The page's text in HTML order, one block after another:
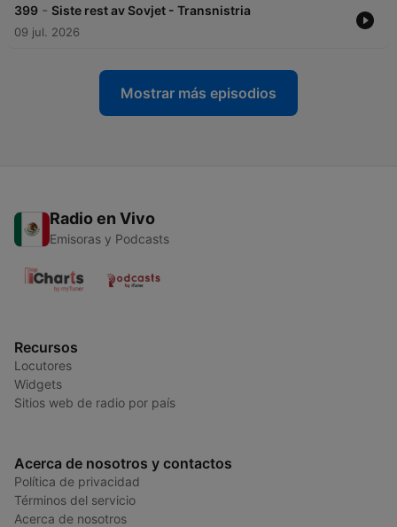
399 - Siste rest av Sovjet - Transnistria
09 jul. 2026
Mostrar más episodios
Radio en Vivo
Emisoras y Podcasts
Recursos
Locutores
Widgets
Sitios web de radio por país
Acerca de nosotros y contactos
Política de privacidad
Términos del servicio
Acerca de nosotros